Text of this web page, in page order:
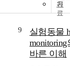
기
9
실험동물
monitoring
바른 이해